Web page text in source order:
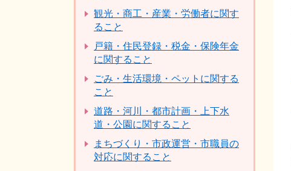
観光・商工・産業・労働者に関す
ること
戸籍・住民登録・税金・保険年金
に関すること
ごみ・生活環境・ペットに関する
こと
道路・河川・都市計画・上下水
道・公園に関すること
まちづくり・市政運営・市職員の
対応に関すること